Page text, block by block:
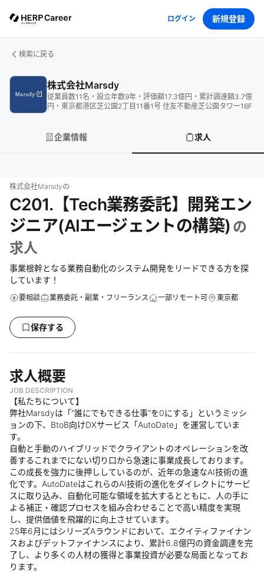
ログイン 新規登録
検索に戻る
株式会社Marsdy
従業員数11名 ・ 設立年数9年 ・ 評価額17.3億円 ・ 累計調達額3.7億
円 ・ 東京都港区芝公園2丁目11番1号 住友不動産芝公園タワー16F
企業情報 求人
株式会社Marsdyの
C201.【Tech業務委託】開発エン
ジニア(AIエージェントの構築) の
求人
事業根幹となる業務自動化のシステム開発をリードできる方を探
しています！
要相談 業務委託・副業・フリーランス 一部リモート可 東京都
保存する
求人概要
JOB DESCRIPTION
【私たちについて】
弊社Marsdyは「"誰にでもできる仕事"を0にする」というミッシ
ョンの下、BtoB向けDXサービス「AutoDate」を運営していま
す。
自動と手動のハイブリッドでクライアントのオペレーションを改
善するこれまでにない切り口から急速に事業成長しております。
この成長を強力に後押ししているのが、近年の急速なAI技術の進
化です。AutoDateはこれらのAI技術の進化をダイレクトにサービ
スに取り込み、自動化可能な領域を拡大するとともに、人の手に
よる補正・確認プロセスを組み合わせることで高い精度を実現
し、提供価値を飛躍的に向上させています。
25年6月にはシリーズAラウンドにおいて、エクイティファイナン
スおよびデットファイナンスにより、累計6.8億円の資金調達を完
了し、より多くの人材の獲得と事業投資が必要な局面となってお
ります。